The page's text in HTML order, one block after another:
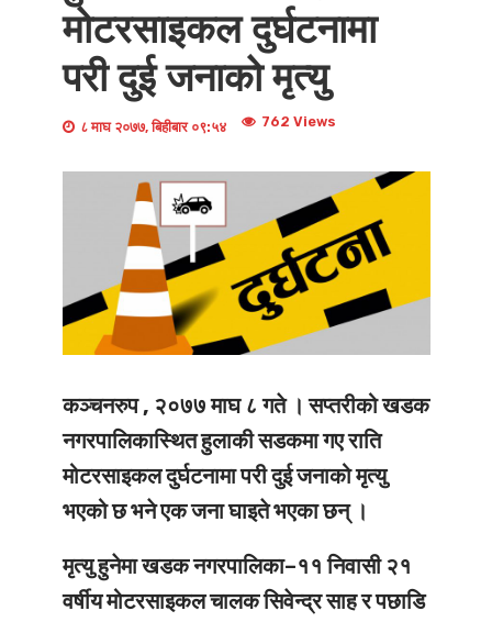
मोटरसाइकल दुर्घटनामा
परी दुई जनाको मृत्यु
८ माघ २०७७, बिहीबार ०९:५४ 762 Views
कञ्चनरुप , २०७७ माघ ८ गते । सप्तरीको खडक
नगरपालिकास्थित हुलाकी सडकमा गए राति
मोटरसाइकल दुर्घटनामा परी दुई जनाको मृत्यु
भएको छ भने एक जना घाइते भएका छन् ।
मृत्यु हुनेमा खडक नगरपालिका–११ निवासी २१
वर्षीय मोटरसाइकल चालक सिवेन्द्र साह र पछाडि